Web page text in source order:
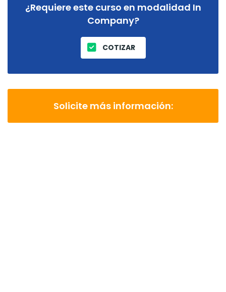
¿Requiere este curso en modalidad In
Company?
COTIZAR
Solicite más información: